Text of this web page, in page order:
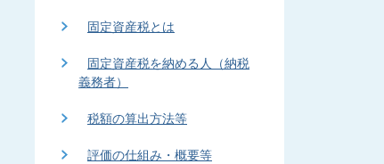
固定資産税とは
固定資産税を納める人（納税
義務者）
税額の算出方法等
評価の仕組み・概要等